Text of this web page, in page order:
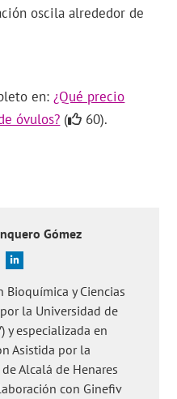
oscila alrededor de
en:¿Qué precio
óvulos? ( 60).
Gómez
Bioquímica y Ciencias
la Universidad de
y especializada en
Asistida por la
Alcalá de Henares
con Ginefiv